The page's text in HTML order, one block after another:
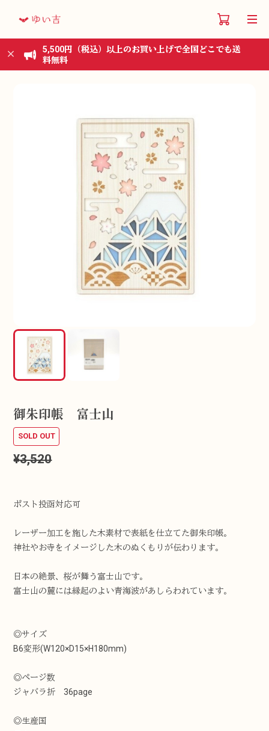
5,500円（税込）以上のお買い上げで全国どこでも送
料無料
御朱印帳 富士山
¥3,520
SOLD OUT
ポスト投函対応可
レーザー加工を施した木素材で表紙を仕立てた御朱印帳。
神社やお寺をイメージした木のぬくもりが伝わります。
日本の絶景、桜が舞う富士山です。
富士山の麓には縁起のよい青海波があしらわれています。
◎サイズ
B6変形(W120×D15×H180mm)
◎ページ数
ジャバラ折 36page
◎生産国